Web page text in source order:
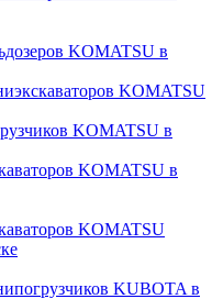
KOMATSU в
KOMATSU
KOMATSU в
KOMATSU в
KOMATSU
KUBOTA в